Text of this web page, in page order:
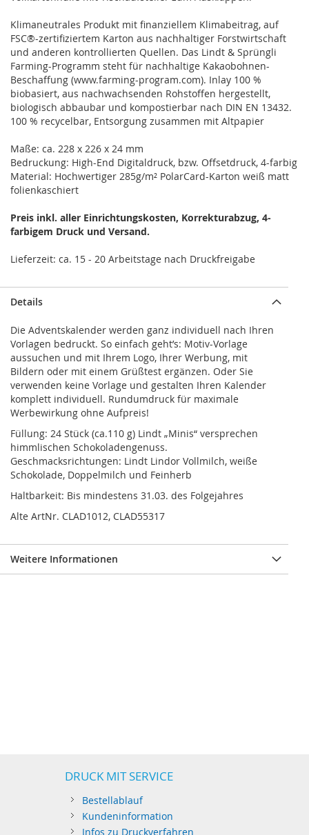
Klimaneutrales Produkt mit finanziellem Klimabeitrag, auf
FSC®-zertifiziertem Karton aus nachhaltiger Forstwirtschaft
und anderen kontrollierten Quellen. Das Lindt & Sprüngli
Farming-Programm steht für nachhaltige Kakaobohnen-
Beschaffung (www.farming-program.com). Inlay 100 %
biobasiert, aus nachwachsenden Rohstoffen hergestellt,
biologisch abbaubar und kompostierbar nach DIN EN 13432.
100 % recycelbar, Entsorgung zusammen mit Altpapier
Maße: ca. 228 x 226 x 24 mm
Bedruckung: High-End Digitaldruck, bzw. Offsetdruck, 4-farbig
Material: Hochwertiger 285g/m² PolarCard-Karton weiß matt
folienkaschiert
Preis inkl. aller Einrichtungskosten, Korrekturabzug, 4-
farbigem Druck und Versand.
Lieferzeit: ca. 15 - 20 Arbeitstage nach Druckfreigabe
Details
Die Adventskalender werden ganz individuell nach Ihren
Vorlagen bedruckt. So einfach geht’s: Motiv-Vorlage
aussuchen und mit Ihrem Logo, Ihrer Werbung, mit
Bildern oder mit einem Grüßtest ergänzen. Oder Sie
verwenden keine Vorlage und gestalten Ihren Kalender
komplett individuell. Rundumdruck für maximale
Werbewirkung ohne Aufpreis!
Füllung: 24 Stück (ca.110 g) Lindt „Minis“ versprechen
himmlischen Schokoladengenuss.
Geschmacksrichtungen: Lindt Lindor Vollmilch, weiße
Schokolade, Doppelmilch und Feinherb
Haltbarkeit: Bis mindestens 31.03. des Folgejahres
Alte ArtNr. CLAD1012, CLAD55317
Weitere Informationen
DRUCK MIT SERVICE
Bestellablauf
Kundeninformation
Infos zu Druckverfahren